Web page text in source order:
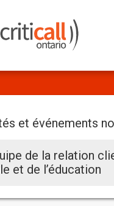
et événements
de la relation
et de l’éducation